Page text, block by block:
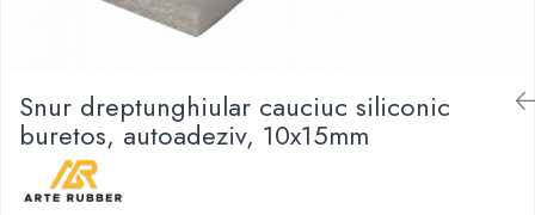
Garnituri racord filetat
Pentru etansari cu gauri de trecere a
prezoanelor (full face) conform DIN
86071
Pentru flanse plate cu umar (RF) conform
DIN 2690
Snur dreptunghiular cauciuc siliconic
buretos, autoadeziv, 10x15mm